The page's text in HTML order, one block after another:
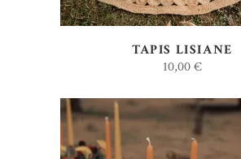
TAPIS LISIANE
10,00€